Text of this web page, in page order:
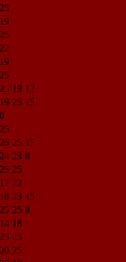
25
19
25
22
19
25
25 19 12
19 25 15
0
25
26 25 15
24 23 8
25 25
17 22
18 23 15
25 25 8
14 18
25 25
20 25